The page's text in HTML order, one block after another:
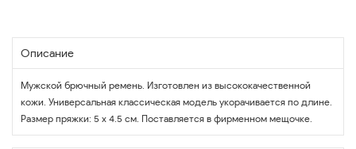
Описание
Мужской брючный ремень. Изготовлен из высококачественной
кожи. Универсальная классическая модель укорачивается по длине.
Размер пряжки: 5 х 4.5 см. Поставляется в фирменном мещочке.